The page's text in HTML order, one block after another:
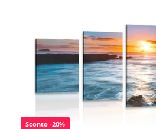
Sconto -20%